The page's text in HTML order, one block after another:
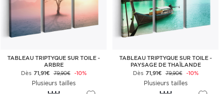
TABLEAU TRIPTYQUE SUR TOILE -
ARBRE
Dès 71,91€ 79,90€ -10%
Plusieurs tailles
TABLEAU TRIPTYQUE SUR TOILE -
PAYSAGE DE THAÏLANDE
Dès 71,91€ 79,90€ -10%
Plusieurs tailles